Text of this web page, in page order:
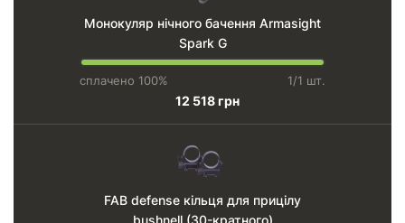
Монокуляр нічного бачення Armasight
Spark G
сплачено 100% 1/1 шт.
12 518 грн
FAB defense кільця для прицілу